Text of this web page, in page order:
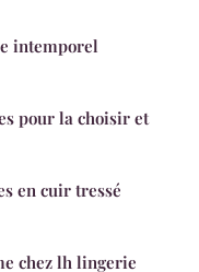
intemporel
pour la choisir et
en cuir tressé
chez lh lingerie